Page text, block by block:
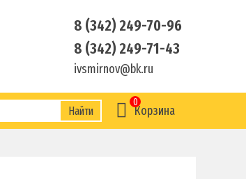
8 (342) 249-70-96
8 (342) 249-71-43
ivsmirnov@bk.ru
Корзина
0